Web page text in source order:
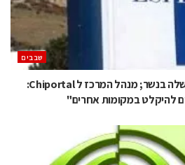
‫שבבים‬
LSI סוגרת את מרכז הפיתוח שלה בנשר; מנהל המרכז ל Chiportal: